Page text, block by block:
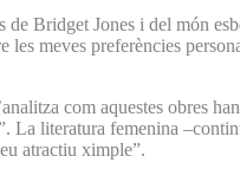
de Bridget Jones i del món
les meves preferències
com aquestes obres
La literatura femenina
atractiu ximple”.